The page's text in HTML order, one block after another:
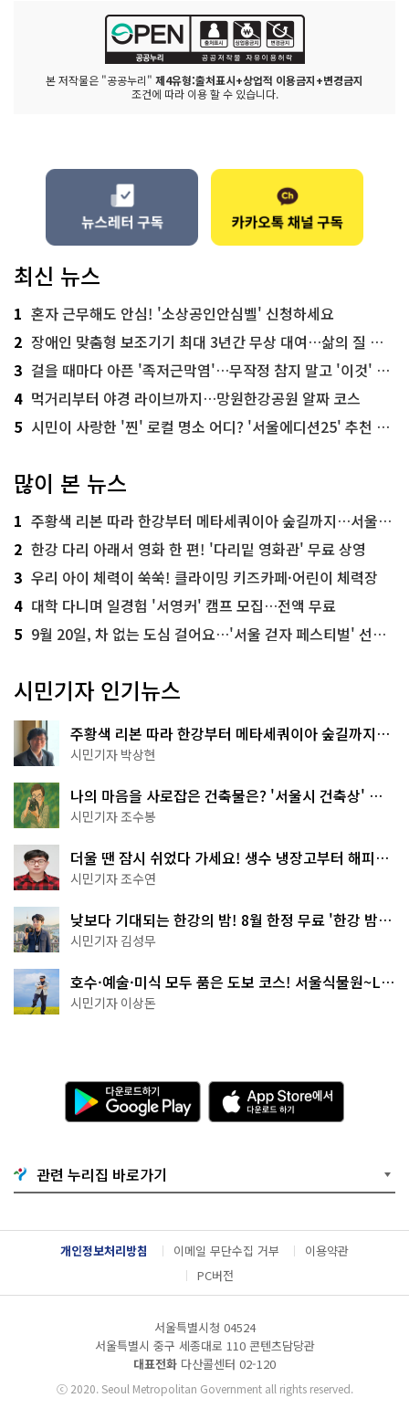
본 저작물은 "공공누리" 제4유형:출처표시+상업적 이용금지+변경금지
조건에 따라 이용 할 수 있습니다.
최신 뉴스
1 혼자 근무해도 안심! '소상공인안심벨' 신청하세요
2 장애인 맞춤형 보조기기 최대 3년간 무상 대여…삶의 질 높인다
3 걸을 때마다 아픈 '족저근막염'…무작정 참지 말고 '이것' 해보세요!
4 먹거리부터 야경 라이브까지…망원한강공원 알짜 코스
5 시민이 사랑한 '찐' 로컬 명소 어디? '서울에디션25' 추천 코스
많이 본 뉴스
1 주황색 리본 따라 한강부터 메타세쿼이아 숲길까지…서울둘레길 15코스
2 한강 다리 아래서 영화 한 편! '다리밑 영화관' 무료 상영
3 우리 아이 체력이 쑥쑥! 클라이밍 키즈카페·어린이 체력장
4 대학 다니며 일경험 '서영커' 캠프 모집…전액 무료
5 9월 20일, 차 없는 도심 걸어요…'서울 걷자 페스티벌' 선착순 5천명
시민기자 인기뉴스
주황색 리본 따라 한강부터 메타세쿼이아 숲길까지…
서울둘레길 15코스
시민기자 박상현
나의 마음을 사로잡은 건축물은? '서울시 건축상' 수
상작 공개!
시민기자 조수봉
더울 땐 잠시 쉬었다 가세요! 생수 냉장고부터 해피소
·무더위쉼터까지
시민기자 조수연
낮보다 기대되는 한강의 밤! 8월 한정 무료 '한강 밤
핑' 예약은?
시민기자 김성무
호수·예술·미식 모두 품은 도보 코스! 서울식물원~LG
아트센터~마곡테라스거리
시민기자 이상돈
다
운
로
기
G
o
g
l
e
l
A
p
p
e
서
다
운
드
관련 누리집 바로가기
개인정보처리방침 이메일 무단수집 거부
이용약관
PC버전
서울특별시청 04524
서울특별시 중구 세종대로 110 콘텐츠담당관
대표전화 다산콜센터 02-120
ⓒ2020. Seoul Metropolitan Government all rights reserved.